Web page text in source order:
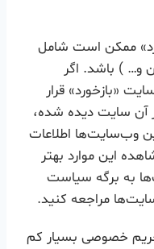
ممکن است شامل
و… ) باشد. اگر
«بازخورد» قرار
آن سایت دیده شده،
وب‌سایت‌ها اطلاعات
این موارد بهتر
به برگه سیاست
مراجعه کنید.
خصوصی بسیار کم